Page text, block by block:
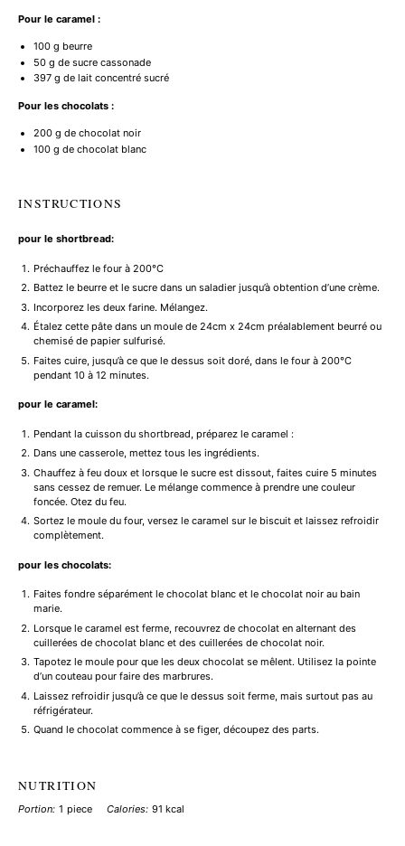
Pour le caramel :
100 g beurre
50 g de sucre cassonade
397 g de lait concentré sucré
Pour les chocolats :
200 g de chocolat noir
100 g de chocolat blanc
INSTRUCTIONS
pour le shortbread:
Préchauffez le four à 200°C
Battez le beurre et le sucre dans un saladier jusqu’à obtention d’une crème.
Incorporez les deux farine. Mélangez.
Étalez cette pâte dans un moule de 24cm x 24cm préalablement beurré ou
chemisé de papier sulfurisé.
Faites cuire, jusqu’à ce que le dessus soit doré, dans le four à 200°C
pendant 10 à 12 minutes.
pour le caramel:
Pendant la cuisson du shortbread, préparez le caramel :
Dans une casserole, mettez tous les ingrédients.
Chauffez à feu doux et lorsque le sucre est dissout, faites cuire 5 minutes
sans cessez de remuer. Le mélange commence à prendre une couleur
foncée. Otez du feu.
Sortez le moule du four, versez le caramel sur le biscuit et laissez refroidir
complètement.
pour les chocolats:
Faites fondre séparément le chocolat blanc et le chocolat noir au bain
marie.
Lorsque le caramel est ferme, recouvrez de chocolat en alternant des
cuillerées de chocolat blanc et des cuillerées de chocolat noir.
Tapotez le moule pour que les deux chocolat se mêlent. Utilisez la pointe
d’un couteau pour faire des marbrures.
Laissez refroidir jusqu’à ce que le dessus soit ferme, mais surtout pas au
réfrigérateur.
Quand le chocolat commence à se figer, découpez des parts.
NUTRITION
Portion: 1 piece Calories: 91 kcal